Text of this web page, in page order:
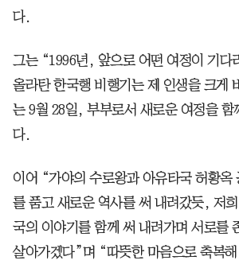
다.
그는 “1996년, 앞으로 어떤 여정이 기다
올라탄 한국행 비행기는 제 인생을 크게
는 9월 28일, 부부로서 새로운 여정을 함
다.
이어 “가야의 수로왕과 아유타국 허황옥
를 품고 새로운 역사를 써 내려갔듯, 저
국의 이야기를 함께 써 내려가며 서로를
살아가겠다”며 “따뜻한 마음으로 축복